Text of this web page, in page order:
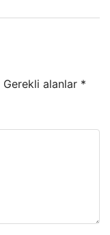
Gerekli alanlar *